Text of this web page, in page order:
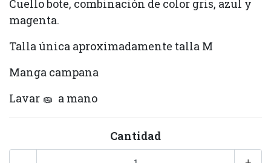
Cuello bote, combinación de color gris, azul y
magenta.
Talla única aproximadamente talla M
Manga campana
Lavar 🧽 a mano
Cantidad